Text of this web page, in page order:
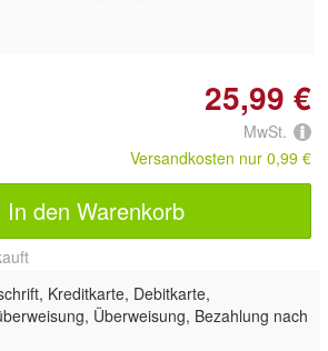
25,99 €
MwSt.
Versandkosten nur 0,99 €
In den Warenkorb
Kreditkarte, Debitkarte,
Überweisung, Bezahlung nach